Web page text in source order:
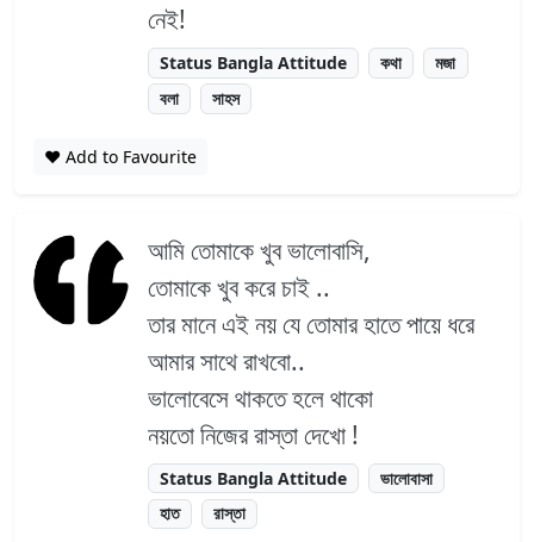
নেই!
Status Bangla Attitude কথা
মজা
বলা
সাহস
❤️ Add to Favourite
আমি তোমাকে খুব ভালোবাসি,
তোমাকে খুব করে চাই ..
তার মানে এই নয় যে তোমার হাতে পায়ে ধরে
আমার সাথে রাখবো..
ভালোবেসে থাকতে হলে থাকো
নয়তো নিজের রাস্তা দেখো !
Status Bangla Attitude
ভালোবাসা
হাত
রাস্তা